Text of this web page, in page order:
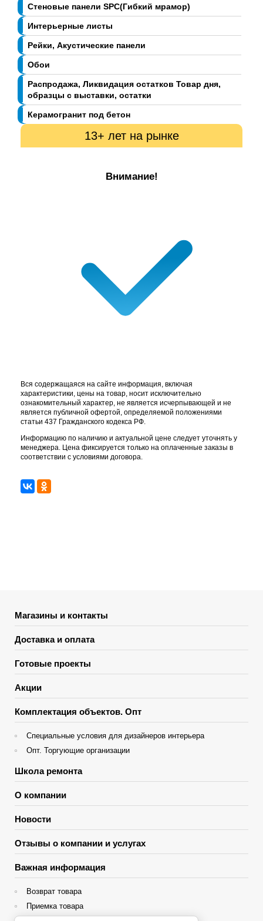
Стеновые панели SPC(Гибкий мрамор)
Интерьерные листы
Рейки, Акустические панели
Обои
Распродажа, Ликвидация остатков Товар дня,
образцы с выставки, остатки
Керамогранит под бетон
13+ лет на рынке
Внимание!
Вся содержащаяся на сайте информация, включая
характеристики, цены на товар, носит исключительно
ознакомительный характер, не является исчерпывающей и не
является публичной офертой, определяемой положениями
статьи 437 Гражданского кодекса РФ.
Информацию по наличию и актуальной цене следует уточнять у
менеджера. Цена фиксируется только на оплаченные заказы в
соответствии с условиями договора.
Магазины и контакты
Доставка и оплата
Готовые проекты
Акции
Комплектация объектов. Опт
Специальные условия для дизайнеров интерьера
Опт. Торгующие организации
Школа ремонта
О компании
Новости
Отзывы о компании и услугах
Важная информация
Возврат товара
Приемка товара